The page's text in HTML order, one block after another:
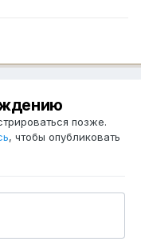
позже.
, чтобы опубликовать